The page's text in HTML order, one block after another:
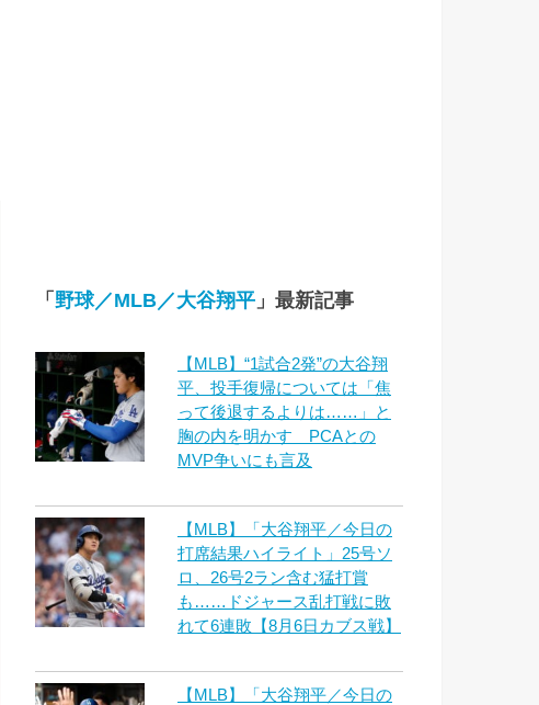
「 野球／MLB／大谷翔平 」最新記事
【MLB】“1試合2発”の大谷翔
平、投手復帰については「焦
って後退するよりは……」と
胸の内を明かす PCAとの
MVP争いにも言及
【MLB】「大谷翔平／今日の
打席結果ハイライト」25号ソ
ロ、26号2ラン含む猛打賞
も……ドジャース乱打戦に敗
れて6連敗【8月6日カブス戦】
【MLB】「大谷翔平／今日の